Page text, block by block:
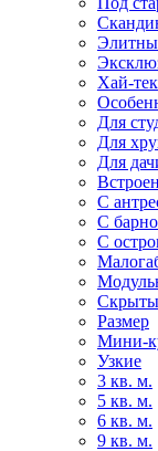
Хай-тек
Для
Для
Для
С
С
С
Размер
Мини-
Узкие
3 кв. м.
5 кв. м.
6 кв. м.
9 кв. м.